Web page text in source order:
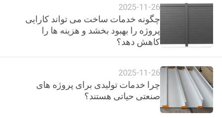
PRIVACY
2025-11-26
چگونه خدمات ساخت می تواند کارایی
پروژه را بهبود بخشد و هزینه ها را
کاهش دهد؟
2025-11-26
چرا خدمات تولیدی برای پروژه های
صنعتی حیاتی هستند؟